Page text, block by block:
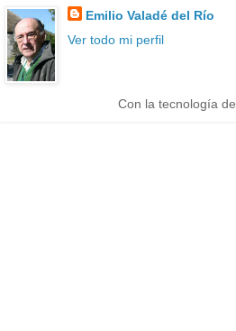
Emilio Valadé del Río
Ver todo mi perfil
Con la tecnología de